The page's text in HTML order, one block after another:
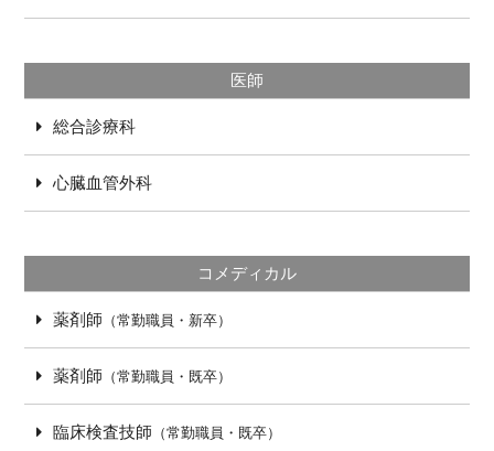
医師
総合診療科
心臓血管外科
コメディカル
薬剤師 （常勤職員・新卒）
薬剤師 （常勤職員・既卒）
臨床検査技師 （常勤職員・既卒）